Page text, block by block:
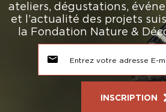
ateliers, dégustations,
et l’actualité des projets
la Fondation Nature &
INSCRIPTION